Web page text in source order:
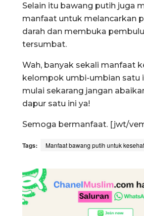
Selain itu bawang putih juga
manfaat untuk melancarkan
darah dan membuka
tersumbat.
Wah, banyak sekali manfaat
kelompok umbi-umbian satu
mulai sekarang jangan
dapur satu ini ya!
Semoga bermanfaat. [jwt/
Tags: Manfaat bawang putih untuk